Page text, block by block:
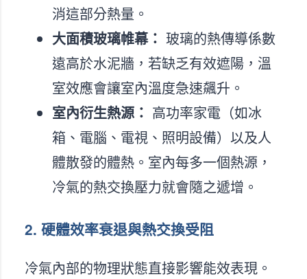
消這部分熱量。
大面積玻璃帷幕： 玻璃的熱傳導係數
遠高於水泥牆，若缺乏有效遮陽，溫
室效應會讓室內溫度急速飆升。
室內衍生熱源： 高功率家電（如冰
箱、電腦、電視、照明設備）以及人
體散發的體熱。室內每多一個熱源，
冷氣的熱交換壓力就會隨之遞增。
2. 硬體效率衰退與熱交換受阻
冷氣內部的物理狀態直接影響能效表現。